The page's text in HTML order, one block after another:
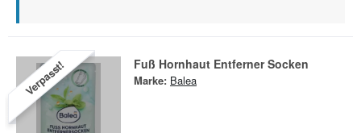
Verpasst! Fuß Hornhaut Entferner Socken
Marke: Balea